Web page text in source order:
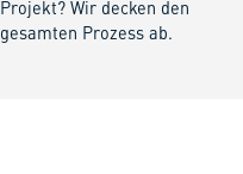
Projekt? Wir decken den
gesamten Prozess ab.